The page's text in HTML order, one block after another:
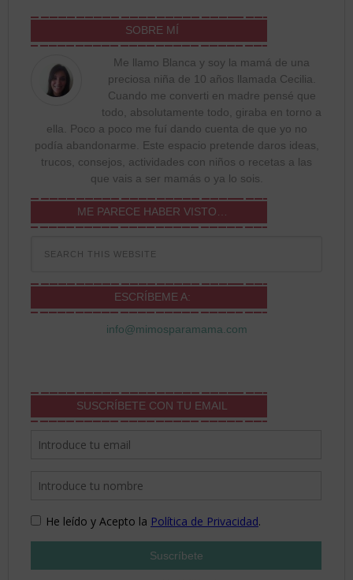
SOBRE MÍ
Me llamo Blanca y soy la mamá de una
preciosa niña de 10 años llamada Cecilia.
Cuando me converti en madre pensé que
todo, absolutamente todo, giraba en torno a
ella. Poco a poco me fuí dando cuenta de que yo no
podía abandonarme. Este espacio pretende daros ideas,
trucos, consejos, actividades con niños o recetas a las
que vais a ser mamás o ya lo sois.
ME PARECE HABER VISTO…
ESCRÍBEME A:
info@mimosparamama.com
SUSCRÍBETE CON TU EMAIL